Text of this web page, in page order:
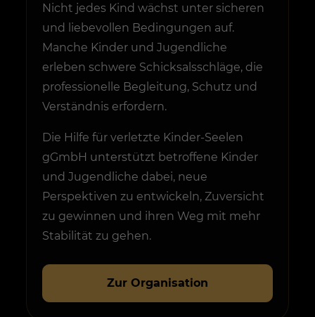
Nicht jedes Kind wächst unter sicheren
und liebevollen Bedingungen auf.
Manche Kinder und Jugendliche
erleben schwere Schicksalsschläge, die
professionelle Begleitung, Schutz und
Verständnis erfordern.
Die Hilfe für verletzte Kinder-Seelen
gGmbH unterstützt betroffene Kinder
und Jugendliche dabei, neue
Perspektiven zu entwickeln, Zuversicht
zu gewinnen und ihren Weg mit mehr
Stabilität zu gehen.
Zur Organisation